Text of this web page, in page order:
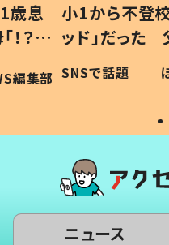
歳息
？」
編集部
小1から不登
ッド」だった
作り続ける
#令和の子
SNSで話題
ニュース